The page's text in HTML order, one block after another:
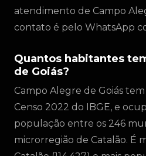
atendimento de Campo
contato é pelo WhatsApp
Quantos habitantes
de Goiás?
Campo Alegre de Goiás
Censo 2022 do IBGE, e
população entre os 246
microrregião de Catalão. É